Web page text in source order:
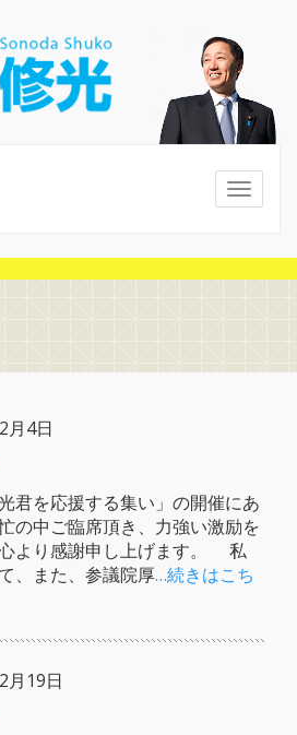
MENU
月4日
君を応援する集い」の開催にあ
の中ご臨席頂き、力強い激励を
より感謝申し上げます。 私
、また、参議院厚…続きはこち
月19日